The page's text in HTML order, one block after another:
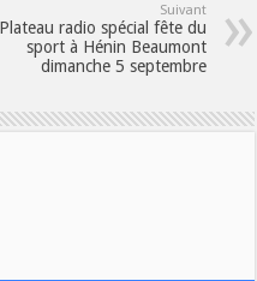
Suivant
Plateau radio spécial fête du
sport à Hénin Beaumont
dimanche 5 septembre